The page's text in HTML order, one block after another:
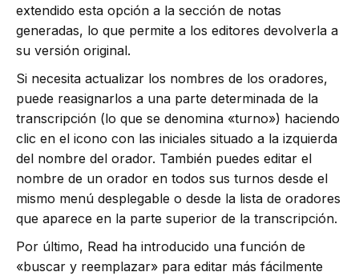
extendido esta opción a la sección de notas
generadas, lo que permite a los editores devolverla a
su versión original.
Si necesita actualizar los nombres de los oradores,
puede reasignarlos a una parte determinada de la
transcripción (lo que se denomina «turno») haciendo
clic en el icono con las iniciales situado a la izquierda
del nombre del orador. También puedes editar el
nombre de un orador en todos sus turnos desde el
mismo menú desplegable o desde la lista de oradores
que aparece en la parte superior de la transcripción.
Por último, Read ha introducido una función de
«buscar y reemplazar» para editar más fácilmente